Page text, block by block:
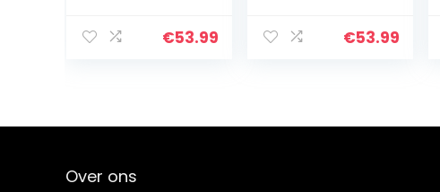
E27 Lamp Zwart
Hanglamp voor…
€53.99
vintage
€53.99
Over ons